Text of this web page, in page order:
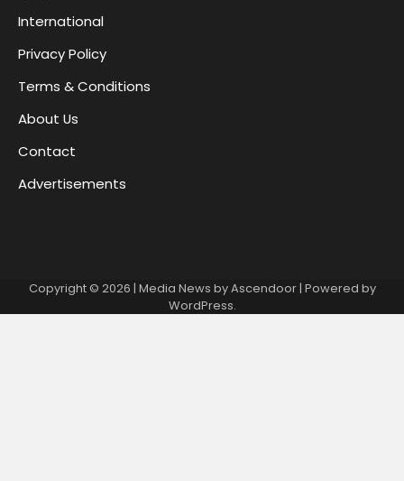
International
Privacy Policy
Terms & Conditions
About Us
Contact
Advertisements
Copyright © 2026 | Media News byAscendoor| Powered by
WordPress.